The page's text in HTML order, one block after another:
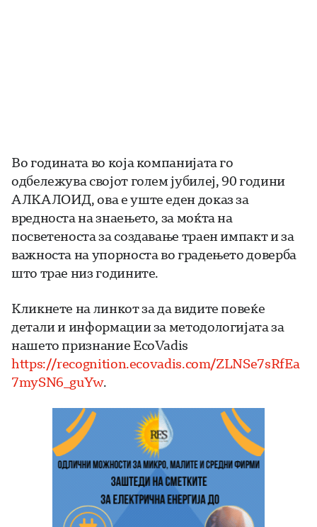
Во годината во која компанијата го
одбележува својот голем јубилеј, 90 години
АЛКАЛОИД, ова е уште еден доказ за
вредноста на знаењето, за моќта на
посветеноста за создавање траен импакт и за
важноста на упорноста во градењето доверба
што трае низ годините.
Кликнете на линкот за да видите повеќе
детали и информации за методологијата за
нашето признание EcoVadis
https://recognition.ecovadis.com/ZLNSe7sRfEa
7mySN6_guYw.